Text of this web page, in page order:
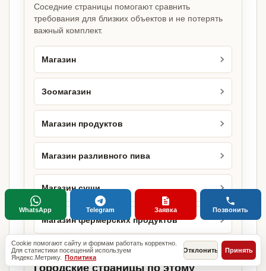
Соседние страницы помогают сравнить
требования для близких объектов и не потерять
важный комплект.
Магазин
Зоомагазин
Магазин продуктов
Магазин разливного пива
Магазин суши
Магазин фермерских продуктов
Городские страницы по этому
Cookie помогают сайту и формам работать корректно.
Для статистики посещений используем
Яндекс.Метрику. Политика
Отклонить Принять
WhatsApp Telegram Заявка Позвонить